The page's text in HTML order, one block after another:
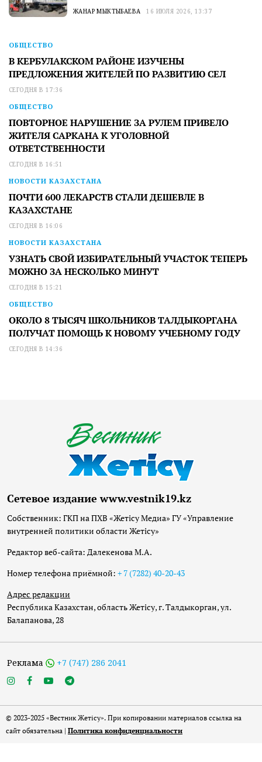
ЖАНАР МЫКТЫБАЕВА 16 ИЮЛЯ 2026, 13:37
ОБЩЕСТВО
В КЕРБУЛАКСКОМ РАЙОНЕ ИЗУЧЕНЫ
ПРЕДЛОЖЕНИЯ ЖИТЕЛЕЙ ПО РАЗВИТИЮ СЕЛ
СЕГОДНЯ В 17:36
ОБЩЕСТВО
ПОВТОРНОЕ НАРУШЕНИЕ ЗА РУЛЕМ ПРИВЕЛО
ЖИТЕЛЯ САРКАНА К УГОЛОВНОЙ
ОТВЕТСТВЕННОСТИ
СЕГОДНЯ В 16:51
НОВОСТИ КАЗАХСТАНА
ПОЧТИ 600 ЛЕКАРСТВ СТАЛИ ДЕШЕВЛЕ В
КАЗАХСТАНЕ
СЕГОДНЯ В 16:06
НОВОСТИ КАЗАХСТАНА
УЗНАТЬ СВОЙ ИЗБИРАТЕЛЬНЫЙ УЧАСТОК ТЕПЕРЬ
МОЖНО ЗА НЕСКОЛЬКО МИНУТ
СЕГОДНЯ В 15:21
ОБЩЕСТВО
ОКОЛО 8 ТЫСЯЧ ШКОЛЬНИКОВ ТАЛДЫКОРГАНА
ПОЛУЧАТ ПОМОЩЬ К НОВОМУ УЧЕБНОМУ ГОДУ
СЕГОДНЯ В 14:36
Сетевое издание www.vestnik19.kz
Собственник: ГКП на ПХВ «Жетісу Медиа» ГУ «Управление
внутренней политики области Жетісу»
Редактор веб-сайта: Далекенова М.А.
Номер телефона приёмной: + 7 (7282) 40-20-43
Адрес редакции
Республика Казахстан, область Жетісу, г. Талдыкорган, ул.
Балапанова, 28
Реклама +7 (747) 286 2041
© 2023-2025 «Вестник Жетісу». При копировании материалов ссылка на
сайт обязательна | Политика конфиденциальности